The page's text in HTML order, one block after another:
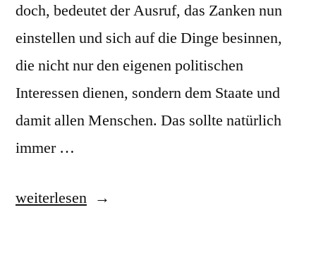
doch, bedeutet der Ausruf, das Zanken nun
einstellen und sich auf die Dinge besinnen,
die nicht nur den eigenen politischen
Interessen dienen, sondern dem Staate und
damit allen Menschen. Das sollte natürlich
immer …
„Verantwortung,
weiterlesen